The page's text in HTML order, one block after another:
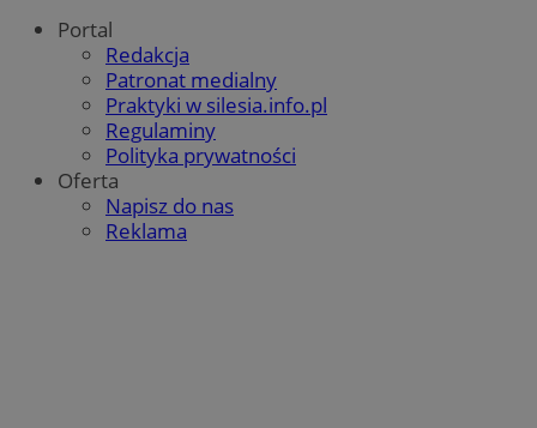
Portal
Redakcja
Patronat medialny
Praktyki w silesia.info.pl
Regulaminy
Polityka prywatności
Oferta
Napisz do nas
Reklama